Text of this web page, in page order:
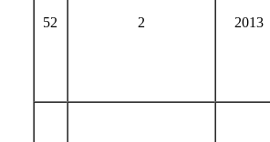
52 2 2013